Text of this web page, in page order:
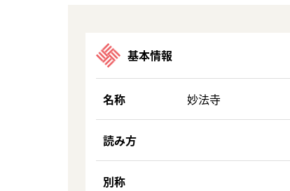
基本情報
名称 妙法寺
読み方
別称